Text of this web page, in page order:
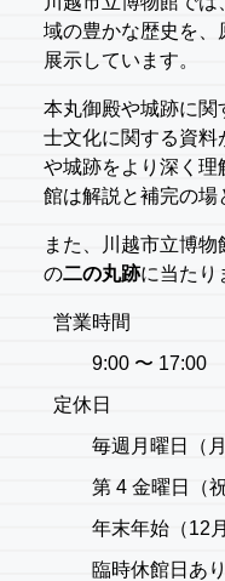
域の豊かな歴史を、
展示しています。
本丸御殿や城跡に関
士文化に関する資料
や城跡をより深く理
館は解説と補完の場
また、川越市立博
の二の丸跡に当たり
営業時間
9:00 〜 17:00
定休日
毎週月曜日（
第 4 金曜日（
年末年始（12
臨時休館日あり